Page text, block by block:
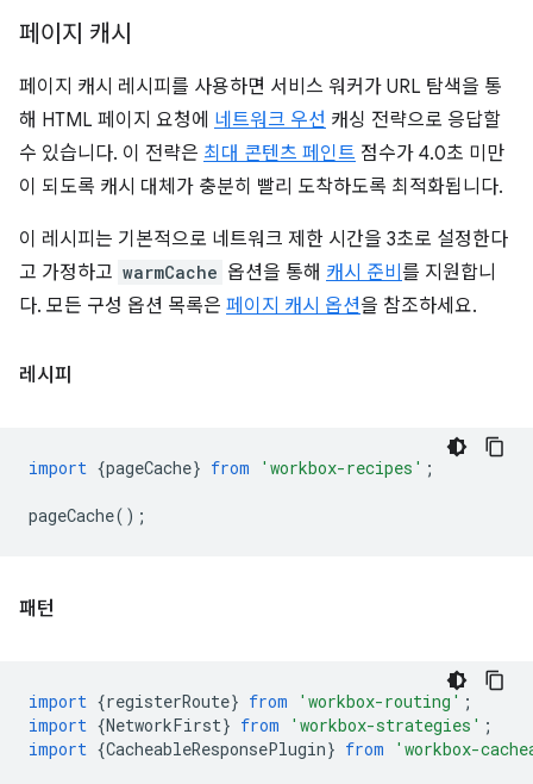
페이지 캐시
페이지 캐시 레시피를 사용하면 서비스 워커가 URL 탐색을 통
해 HTML 페이지 요청에 네트워크 우선 캐싱 전략으로 응답할
수 있습니다. 이 전략은 최대 콘텐츠 페인트 점수가 4.0초 미만
이 되도록 캐시 대체가 충분히 빨리 도착하도록 최적화됩니다.
이 레시피는 기본적으로 네트워크 제한 시간을 3초로 설정한다
고 가정하고 warmCache 옵션을 통해 캐시 준비 를 지원합니
다. 모든 구성 옵션 목록은 페이지 캐시 옵션을 참조하세요.
레시피
import {pageCache} from 'workbox-recipes' ;
pageCache();
패턴
import {registerRoute} from 'workbox-routing' ;
import {NetworkFirst} from 'workbox-strategies' ;
import {CacheableResponsePlugin} from 'workbox-